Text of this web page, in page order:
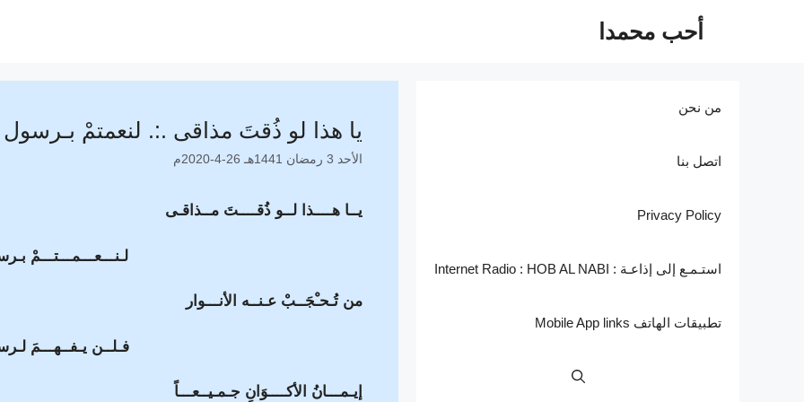
أحب محمدا
يا هذا لو ذُقتَ مذاقى .:. لنعمتمْ بـرسول
الأحد 3 رمضان 1441هـ 26-4-2020م
يــا هــــذا لــو ذُقــــتَ مــذاقـى
لـنـــعـــمـــتـــمْ
من تُـحـْجَــبْ عـنــه الأنـــوار
فـلــن يـفــهـــمَ
إيـمـــانُ الأكــــوَانِ جـمـيــعـــاً
من نحن
اتصل بنا
Privacy Policy
استـمـع إلى إذاعـة : Internet Radio : HOB AL NABI
تطبيقات الهاتف Mobile App links